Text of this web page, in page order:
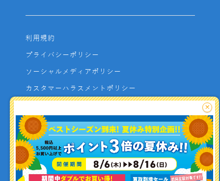
利用規約
プライバシーポリシー
ソーシャルメディアポリシー
カスタマーハラスメントポリシー
よくあるご質問
お問い合わせ
利用者資金の保全方法
×